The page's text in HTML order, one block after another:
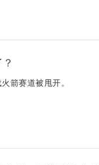
箭赛道被甩开。